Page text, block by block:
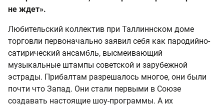
не ждет».
Любительский коллектив при Таллиннском доме
торговли первоначально заявил себя как пародийно-
сатирический ансамбль, высмеивающий
музыкальные штампы советской и зарубежной
эстрады. Прибалтам разрешалось многое, они были
почти что Запад. Они стали первыми в Союзе
создавать настоящие шоу-программы. А их